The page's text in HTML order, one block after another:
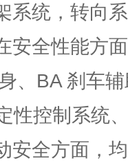
系统，转向
安全性能方
、BA 刹车
性控制系统
安全方面，